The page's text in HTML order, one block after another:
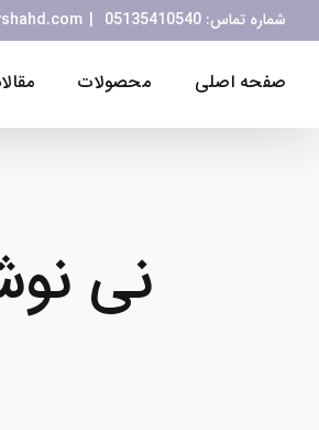
to
content
شماره تماس: 05135410540
|
صفحه اصلی محصولات
نی